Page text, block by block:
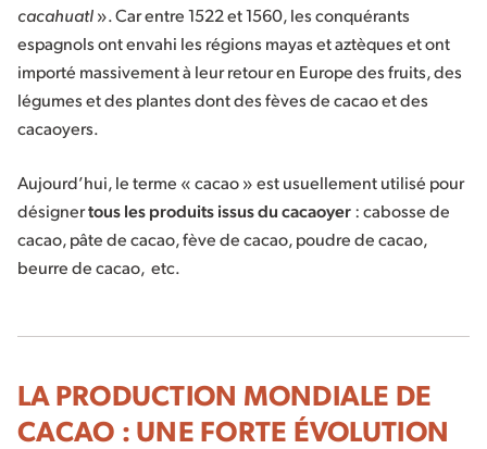
cacahuatl». Car entre 1522 et 1560, les conquérants
espagnols ont envahi les régions mayas et aztèques et ont
importé massivement à leur retour en Europe des fruits, des
légumes et des plantes dont des fèves de cacao et des
cacaoyers.
Aujourd’hui, le terme « cacao » est usuellement utilisé pour
désignertous les produits issus du cacaoyer: cabosse de
cacao, pâte de cacao, fève de cacao, poudre de cacao,
beurre de cacao, etc.
LA PRODUCTION MONDIALE DE
CACAO : UNE FORTE ÉVOLUTION